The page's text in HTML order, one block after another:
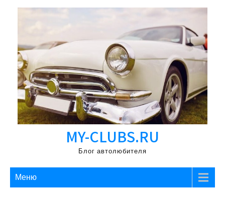
Перейти
MY-CLUBS.RU
Блог автолюбителя
Меню